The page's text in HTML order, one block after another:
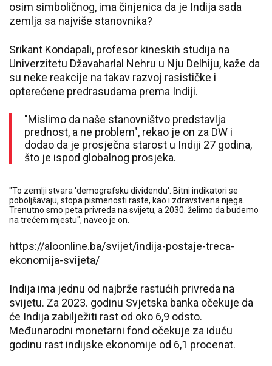
osim simboličnog, ima činjenica da je Indija sada
zemlja sa najviše stanovnika?
Srikant Kondapali, profesor kineskih studija na
Univerzitetu Džavaharlal Nehru u Nju Delhiju, kaže da
su neke reakcije na takav razvoj rasističke i
opterećene predrasudama prema Indiji.
"Mislimo da naše stanovništvo predstavlja
prednost, a ne problem", rekao je on za DW i
dodao da je prosječna starost u Indiji 27 godina,
što je ispod globalnog prosjeka.
"To zemlji stvara 'demografsku dividendu'. Bitni indikatori se
poboljšavaju, stopa pismenosti raste, kao i zdravstvena njega.
Trenutno smo peta privreda na svijetu, a 2030. želimo da budemo
na trećem mjestu", naveo je on.
https://aloonline.ba/svijet/indija-postaje-treca-
ekonomija-svijeta/
Indija ima jednu od najbrže rastućih privreda na
svijetu. Za 2023. godinu Svjetska banka očekuje da
će Indija zabilježiti rast od oko 6,9 odsto.
Međunarodni monetarni fond očekuje za iduću
godinu rast indijske ekonomije od 6,1 procenat.